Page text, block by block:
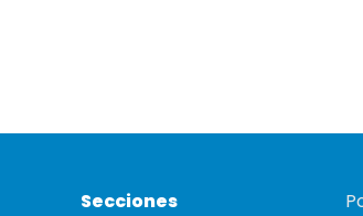
Secciones